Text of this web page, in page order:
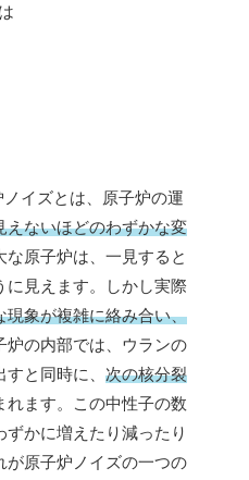
イズとは、原子炉の運
えないほどのわずかな変
原子炉は、一見すると
に見えます。しかし実際
現象が複雑に絡み合い、
炉の内部では、ウランの
と同時に、 次の核分裂
れます。この中性子の数
かに増えたり減ったり
が原子炉ノイズの一つの